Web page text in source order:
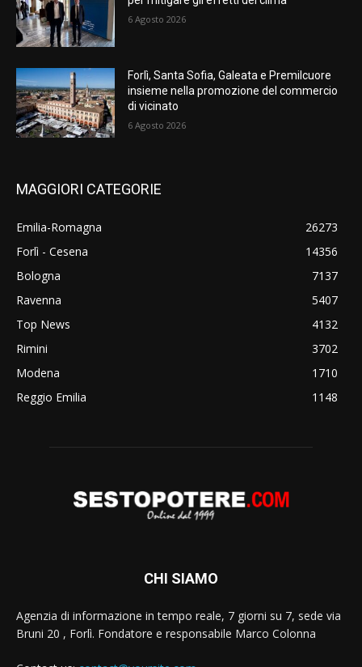
6 Agosto 2026
Forlì, Santa Sofia, Galeata e Premilcuore
insieme nella promozione del commercio
di vicinato
6 Agosto 2026
MAGGIORI CATEGORIE
Emilia-Romagna
26273
Forlì - Cesena
14356
Bologna
7137
Ravenna
5407
Top News
4132
Rimini
3702
Modena
1710
Reggio Emilia
1148
CHI SIAMO
Agenzia di informazione in tempo reale, 7 giorni su 7, sede via
Bruni 20 , Forlì. Fondatore e responsabile Marco Colonna